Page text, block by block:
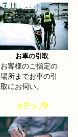
お車の引取
お客様のご指定の
場所までお車の引
取にお伺い。
​ステップ2